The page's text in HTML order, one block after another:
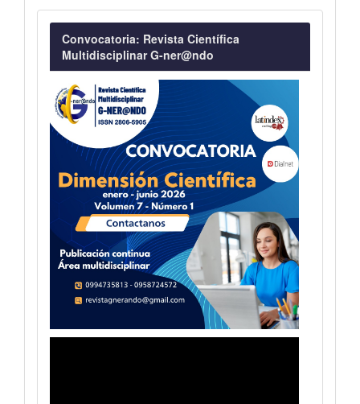
Convocatoria
Convocatoria: Revista Científica
Multidisciplinar G-ner@ndo